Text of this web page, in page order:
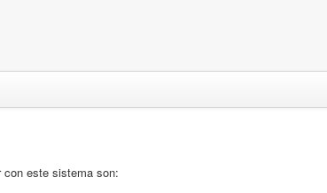
este sistema son: